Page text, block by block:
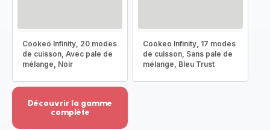
Cookeo Infinity, 20 modes
de cuisson, Avec pale de
mélange, Noir
Cookeo Infinity, 17 modes
de cuisson, Sans pale de
mélange, Bleu Trust
Découvrir la gamme
complète